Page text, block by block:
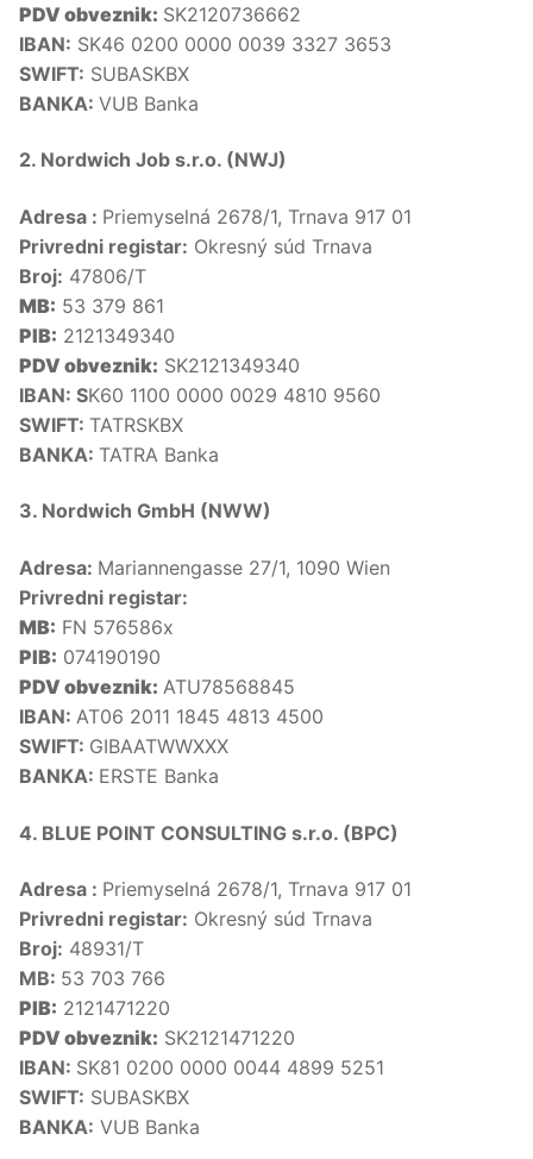
PDV obveznik: SK2120736662
IBAN: SK46 0200 0000 0039 3327 3653
SWIFT: SUBASKBX
BANKA: VUB Banka
2. Nordwich Job s.r.o. (NWJ)
Adresa : Priemyselná 2678/1, Trnava 917 01
Privredni registar: Okresný súd Trnava
Broj: 47806/T
MB: 53 379 861
PIB: 2121349340
PDV obveznik: SK2121349340
IBAN: SK60 1100 0000 0029 4810 9560
SWIFT: TATRSKBX
BANKA: TATRA Banka
3. Nordwich GmbH (NWW)
Adresa: Mariannengasse 27/1, 1090 Wien
Privredni registar:
MB: FN 576586x
PIB: 074190190
PDV obveznik: ATU78568845
IBAN: AT06 2011 1845 4813 4500
SWIFT: GIBAATWWXXX
BANKA: ERSTE Banka
4. BLUE POINT CONSULTING s.r.o. (BPC)
Adresa : Priemyselná 2678/1, Trnava 917 01
Privredni registar: Okresný súd Trnava
Broj: 48931/T
MB: 53 703 766
PIB: 2121471220
PDV obveznik: SK2121471220
IBAN: SK81 0200 0000 0044 4899 5251
SWIFT: SUBASKBX
BANKA: VUB Banka